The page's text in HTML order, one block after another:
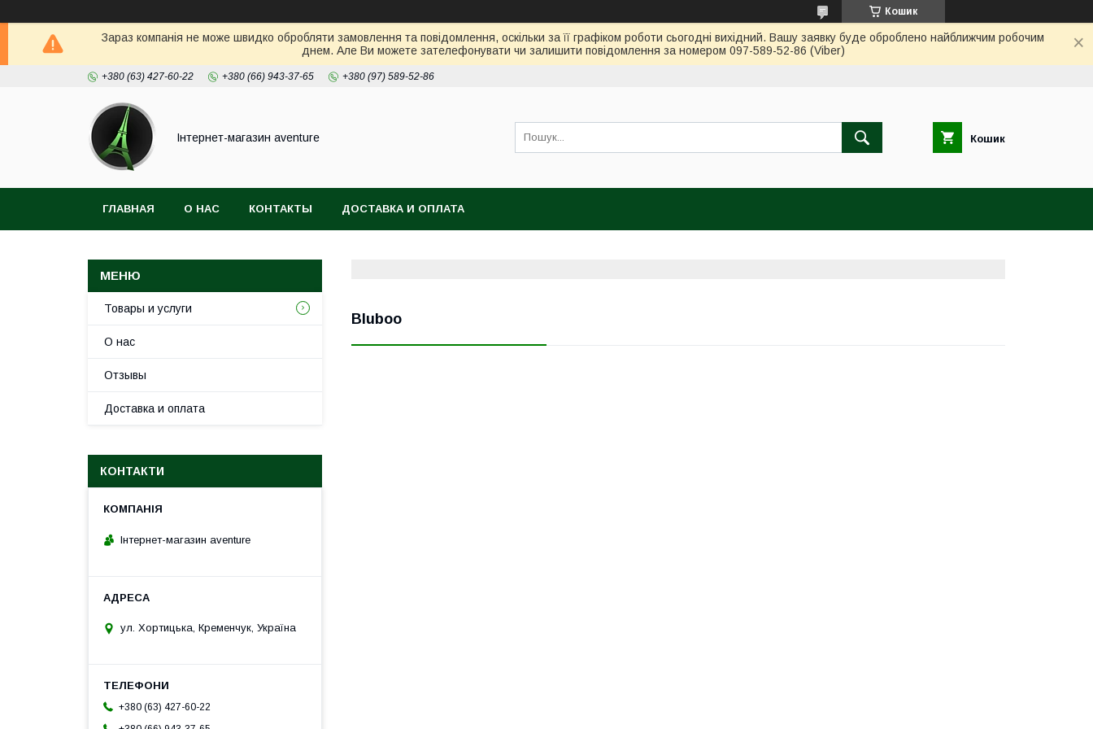
Кошик
Зараз компанія не може швидко обробляти замовлення та повідомлення, оскільки за її графіком роботи сьогодні вихідний. Вашу заявку буде оброблено найближчим робочим
днем. Але Ви можете зателефонувати чи залишити повідомлення за номером 097-589-52-86 (Viber)
+380 (63) 427-60-22 +380 (66) 943-37-65 +380 (97) 589-52-86
Інтернет-магазин aventure Кошик
ГЛАВНАЯ О НАС КОНТАКТЫ ДОСТАВКА И ОПЛАТА
Bluboo
Товары и услуги
О нас
Отзывы
Доставка и оплата
КОНТАКТИ
Інтернет-магазин aventure
ул. Хортицька, Кременчук, Україна
+380 (63) 427-60-22